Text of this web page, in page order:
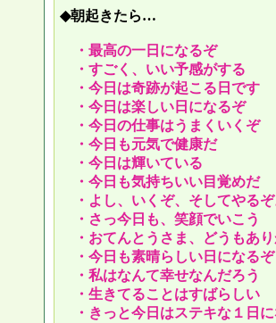
◆朝起きたら…
・最高の一日になるぞ
・すごく、いい予感がする
・今日は奇跡が起こる日です
・今日は楽しい日になるぞ
・今日の仕事はうまくいくぞ
・今日も元気で健康だ
・今日は輝いている
・今日も気持ちいい目覚めだ
・よし、いくぞ、そしてやる
・さっ今日も、笑顔でいこう
・おてんとうさま、どうもあ
・今日も素晴らしい日になるぞ
・私はなんて幸せなんだろう
・生きてることはすばらしい
・きっと今日はステキな１日